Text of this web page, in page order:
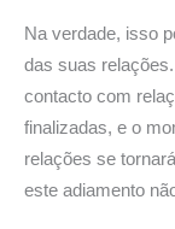
Na verdade, isso
das suas
contacto com
finalizadas, e o
relações se
este adiamento